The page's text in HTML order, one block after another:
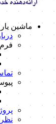
ماشین یار